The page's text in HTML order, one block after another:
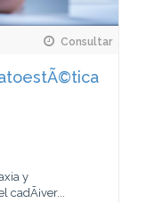
Consultar
y